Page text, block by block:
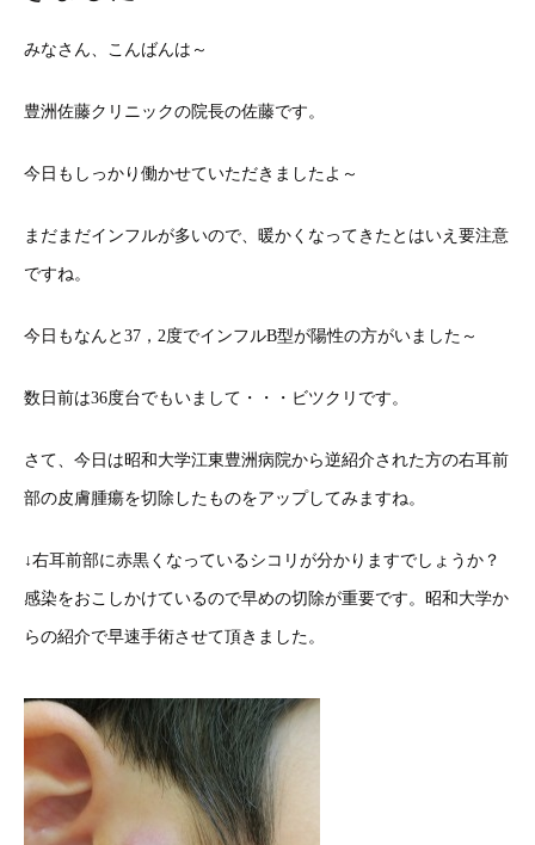
みなさん、こんばんは～
豊洲佐藤クリニックの院長の佐藤です。
今日もしっかり働かせていただきましたよ～
まだまだインフルが多いので、暖かくなってきたとはいえ要注意
ですね。
今日もなんと37，2度でインフルB型が陽性の方がいました～
数日前は36度台でもいまして・・・ビツクリです。
さて、今日は昭和大学江東豊洲病院から逆紹介された方の右耳前
部の皮膚腫瘍を切除したものをアップしてみますね。
↓右耳前部に赤黒くなっているシコリが分かりますでしょうか？
感染をおこしかけているので早めの切除が重要です。昭和大学か
らの紹介で早速手術させて頂きました。